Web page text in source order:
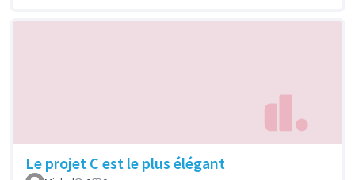
Le projet C est le plus élégant